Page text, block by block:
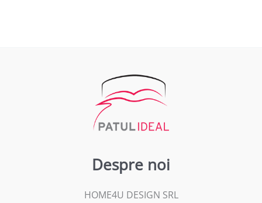
Despre noi
HOME4U DESIGN SRL